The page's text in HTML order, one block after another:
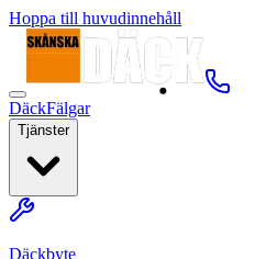
Hoppa till huvudinnehåll
DäckFälgar
Tjänster
Däckbyte